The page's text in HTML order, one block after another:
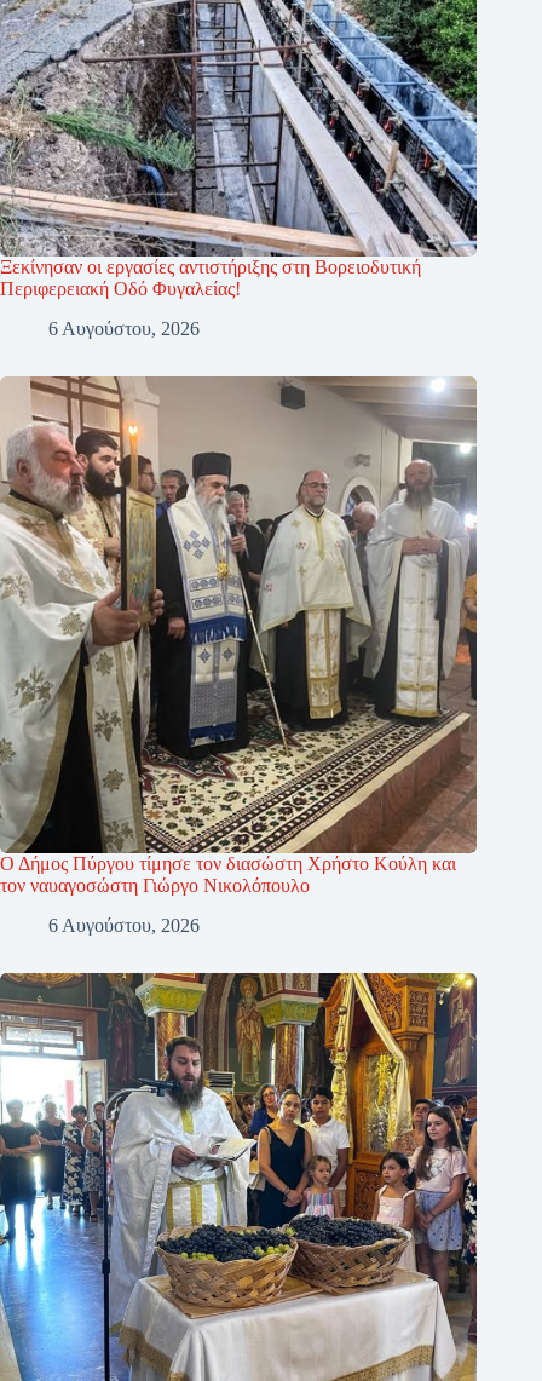
Ξεκίνησαν οι εργασίες αντιστήριξης στη Βορειοδυτική
Περιφερειακή Οδό Φυγαλείας!
6 Αυγούστου, 2026
Ο Δήμος Πύργου τίμησε τον διασώστη Χρήστο Κούλη και
τον ναυαγοσώστη Γιώργο Νικολόπουλο
6 Αυγούστου, 2026